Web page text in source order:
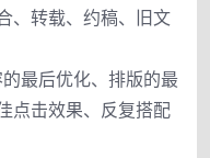
、转载、约稿、旧文
最后优化、排版的最
点击效果、反复搭配